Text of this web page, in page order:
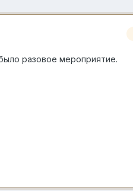
разовое мероприятие.